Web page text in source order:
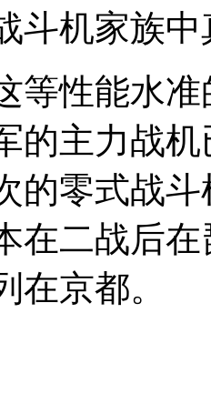
斗机家族
等性能水
的主力战
的零式战
在二战后
在京都。